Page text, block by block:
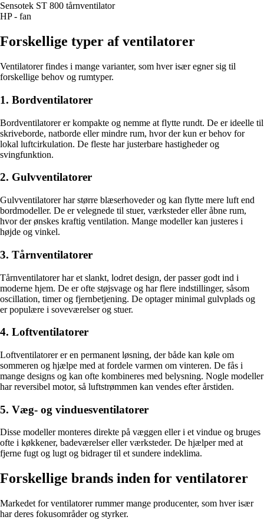
Sensotek ST 800 tårnventilator
HP - fan
Forskellige typer af ventilatorer
Ventilatorer findes i mange varianter, som hver især egner sig til
forskellige behov og rumtyper.
1. Bordventilatorer
Bordventilatorer er kompakte og nemme at flytte rundt. De er ideelle til
skriveborde, natborde eller mindre rum, hvor der kun er behov for
lokal luftcirkulation. De fleste har justerbare hastigheder og
svingfunktion.
2. Gulvventilatorer
Gulvventilatorer har større blæserhoveder og kan flytte mere luft end
bordmodeller. De er velegnede til stuer, værksteder eller åbne rum,
hvor der ønskes kraftig ventilation. Mange modeller kan justeres i
højde og vinkel.
3. Tårnventilatorer
Tårnventilatorer har et slankt, lodret design, der passer godt ind i
moderne hjem. De er ofte støjsvage og har flere indstillinger, såsom
oscillation, timer og fjernbetjening. De optager minimal gulvplads og
er populære i soveværelser og stuer.
4. Loftventilatorer
Loftventilatorer er en permanent løsning, der både kan køle om
sommeren og hjælpe med at fordele varmen om vinteren. De fås i
mange designs og kan ofte kombineres med belysning. Nogle modeller
har reversibel motor, så luftstrømmen kan vendes efter årstiden.
5. Væg- og vinduesventilatorer
Disse modeller monteres direkte på væggen eller i et vindue og bruges
ofte i køkkener, badeværelser eller værksteder. De hjælper med at
fjerne fugt og lugt og bidrager til et sundere indeklima.
Forskellige brands inden for ventilatorer
Markedet for ventilatorer rummer mange producenter, som hver især
har deres fokusområder og styrker.